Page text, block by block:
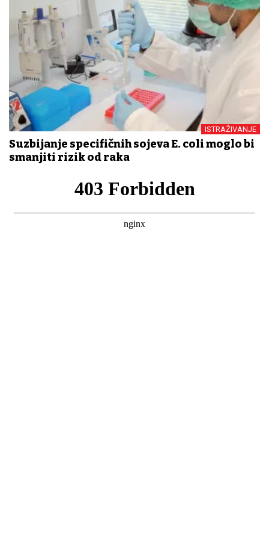
ISTRAŽIVANJE
Suzbijanje specifičnih sojeva E. coli moglo bi
smanjiti rizik od raka